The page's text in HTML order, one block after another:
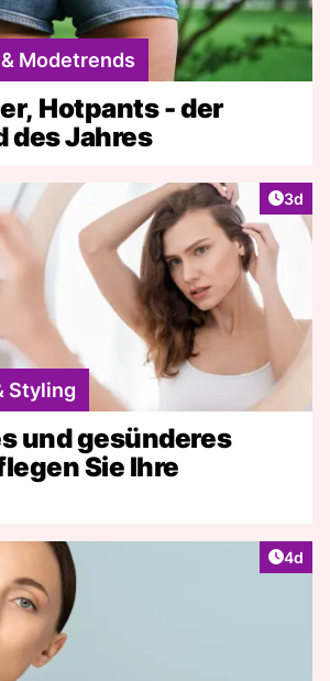
Modetrends
Hotpants - der
des Jahres
3d
Styling
und gesünderes
Sie Ihre
4d